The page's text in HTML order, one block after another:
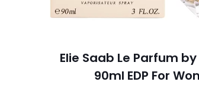
Elie Saab Le Parfum
90ml EDP For